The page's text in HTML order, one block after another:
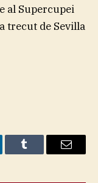
al Supercupei
trecut de Sevilla
Tumblr Email